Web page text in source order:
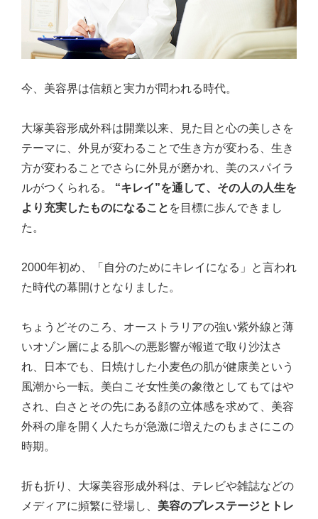
今、美容界は信頼と実力が問われる時代。
大塚美容形成外科は開業以来、見た目と心の美しさを
テーマに、外見が変わることで生き方が変わる、生き
方が変わることでさらに外見が磨かれ、美のスパイラ
ルがつくられる。 “キレイ”を通して、その人の人生を
より充実したものになること を目標に歩んできまし
た。
2000年初め、「自分のためにキレイになる」と言われ
た時代の幕開けとなりました。
ちょうどそのころ、オーストラリアの強い紫外線と薄
いオゾン層による肌への悪影響が報道で取り沙汰さ
れ、日本でも、日焼けした小麦色の肌が健康美という
風潮から一転。美白こそ女性美の象徴としてもてはや
され、白さとその先にある顔の立体感を求めて、美容
外科の扉を開く人たちが急激に増えたのもまさにこの
時期。
折も折り、大塚美容形成外科は、テレビや雑誌などの
メディアに頻繁に登場し、 美容のプレステージとトレ